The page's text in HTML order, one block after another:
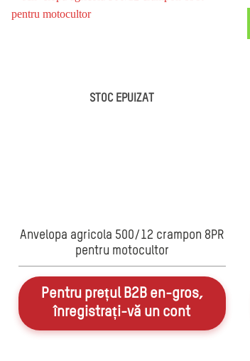
STOC EPUIZAT
Anvelopa agricola 500/12 crampon 8PR
pentru motocultor
Pentru prețul B2B en-gros,
înregistrați-vă un cont